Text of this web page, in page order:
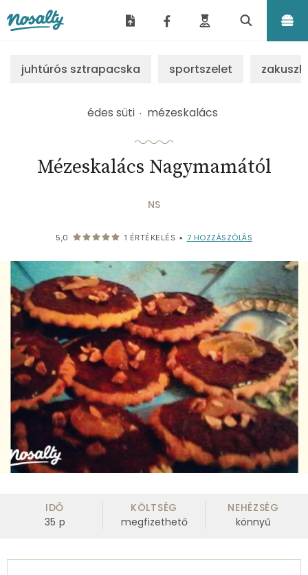
juhtúrós sztrapacska sportszelet
édes süti mézeskalács
Mézeskalács Nagymamától
NS
5,0 1 ÉRTÉKELÉS • 7 HOZZÁSZÓLÁS
IDŐ
35 p
KÖLTSÉG
megfizethető
NEHÉZSÉG
könnyű